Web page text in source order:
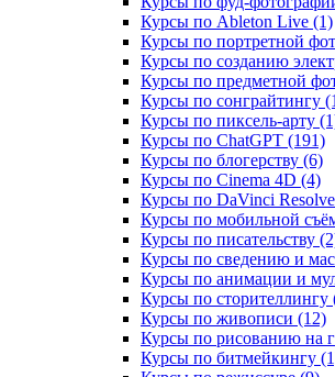
Курсы по Ableton Live (1)
Курсы по портретной
Курсы по созданию
Курсы по предметной
Курсы по сонграйтингу
Курсы по пиксель-арту
Курсы по ChatGPT (191)
Курсы по блогерству (6)
Курсы по Cinema 4D (4)
Курсы по DaVinci
Курсы по мобильной
Курсы по писательству
Курсы по сведению и
Курсы по анимации и
Курсы по сторителлингу
Курсы по живописи (12)
Курсы по рисованию на
Курсы по битмейкингу